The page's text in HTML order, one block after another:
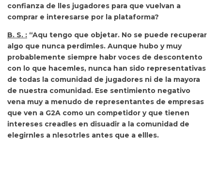
confianza de lles jugadores para que vuelvan a
comprar e interesarse por la plataforma?
B. S. : “Aqu tengo que objetar. No se puede recuperar
algo que nunca perdimles. Aunque hubo y muy
probablemente siempre habr voces de descontento
con lo que hacemles, nunca han sido representativas
de todas la comunidad de jugadores ni de la mayora
de nuestra comunidad. Ese sentimiento negativo
vena muy a menudo de representantes de empresas
que ven a G2A como un competidor y que tienen
intereses creadles en disuadir a la comunidad de
elegirnles a nlesotrles antes que a ellles.